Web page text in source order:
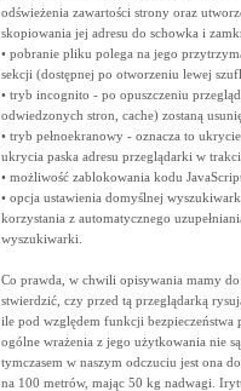
odświeżenia zawartości strony oraz
skopiowania jej adresu do schowka i
• pobranie pliku polega na jego
sekcji (dostępnej po otworzeniu lewej
• tryb incognito - po opuszczeniu
odwiedzonych stron, cache) zostaną
• tryb pełnoekranowy - oznacza to
ukrycia paska adresu przeglądarki w
• możliwość zablokowania kodu
• opcja ustawienia domyślnej
korzystania z automatycznego
wyszukiwarki.
Co prawda, w chwili opisywania mamy
stwierdzić, czy przed tą przeglądarką
ile pod względem funkcji bezpieczeństwa
ogólne wrażenia z jego użytkowania nie
tymczasem w naszym odczuciu jest ona
na 100 metrów, mając 50 kg nadwagi.